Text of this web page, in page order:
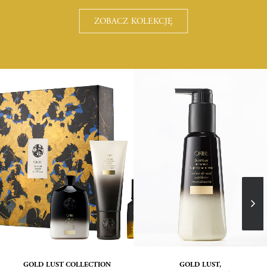
ZOBACZ KOLEKCJĘ
GOLD LUST COLLECTION
GOLD LUST,